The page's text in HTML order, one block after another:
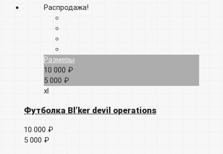
Распродажа!
Размеры
10 000 ₽
5 000 ₽
xl
Футболка Bl’ker devil operations
10 000 ₽
5 000 ₽